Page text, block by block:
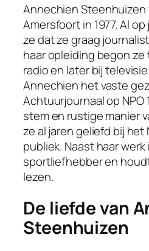
Annechien
Amersfoort in 1977. Al
ze dat ze graag
haar opleiding begon ze
radio en later bij
Annechien het vaste
Achtuurjournaal op NPO
stem en rustige manier
ze al jaren geliefd bij het
publiek. Naast haar werk
sportliefhebber en
lezen.
De liefde van
Steenhuizen